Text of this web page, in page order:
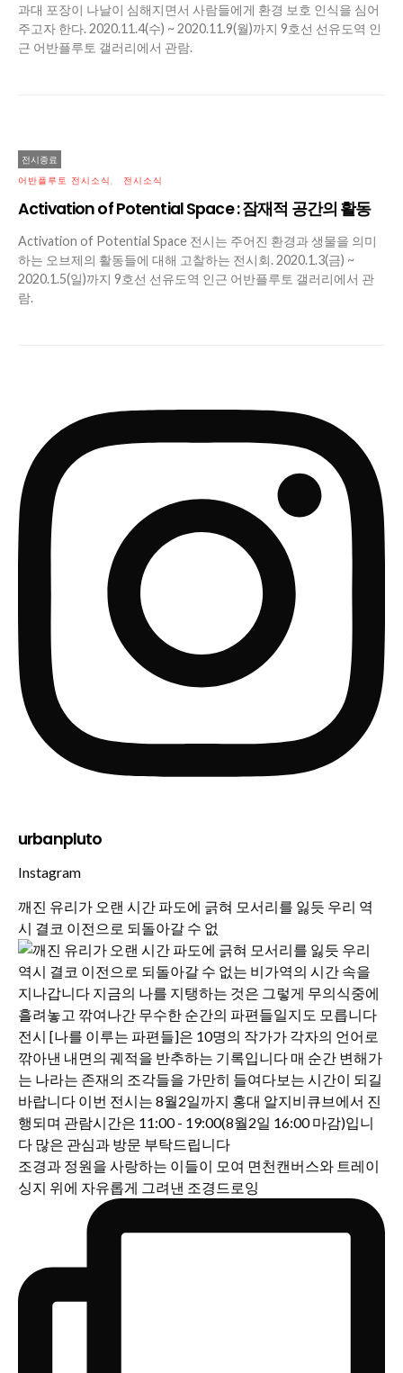
과대 포장이 나날이 심해지면서 사람들에게 환경 보호 인식을 심어
주고자 한다. 2020.11.4(수) ~ 2020.11.9(월)까지 9호선 선유도역 인
근 어반플루토 갤러리에서 관람.
전시종료
어반플루토 전시소식 전시소식
Activation of Potential Space : 잠재적 공간의 활동
Activation of Potential Space 전시는 주어진 환경과 생물을 의미
하는 오브제의 활동들에 대해 고찰하는 전시회. 2020.1.3(금) ~
2020.1.5(일)까지 9호선 선유도역 인근 어반플루토 갤러리에서 관
람.
urbanpluto
Instagram
깨진 유리가 오랜 시간 파도에 긁혀 모서리를 잃듯 우리 역
시 결코 이전으로 되돌아갈 수 없
조경과 정원을 사랑하는 이들이 모여 면천캔버스와 트레이
싱지 위에 자유롭게 그려낸 조경드로잉